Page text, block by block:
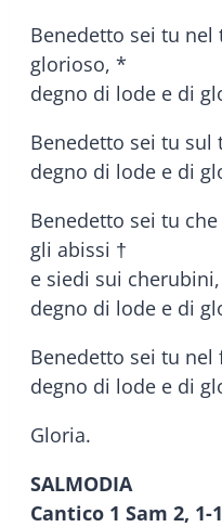
Benedetto sei tu
glorioso, *
degno di lode e di
Benedetto sei tu
degno di lode e di
Benedetto sei tu
gli abissi †
e siedi sui
degno di lode e di
Benedetto sei tu
degno di lode e di
Gloria.
SALMODIA
Cantico 1 Sam 2, 1-